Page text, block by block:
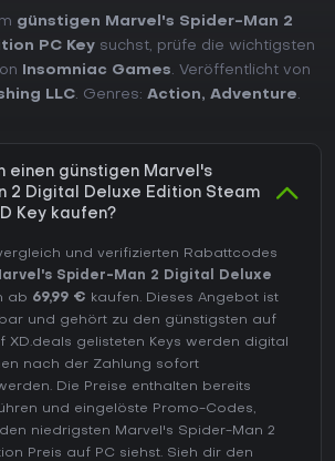
günstigen Marvel's Spider-Man 2
PC Key suchst, prüfe die wichtigsten
Insomniac Games. Veröffentlicht von
LLC. Genres: Action, Adventure.
einen günstigen Marvel's
2 Digital Deluxe Edition Steam
Key kaufen?
und verifizierten Rabattcodes
Spider-Man 2 Digital Deluxe
ab 69,99 € kaufen. Dieses Angebot ist
und gehört zu den günstigsten auf
XD.deals gelisteten Keys werden digital
nach der Zahlung sofort
Die Preise enthalten bereits
und eingelöste Promo-Codes,
niedrigsten Marvel's Spider-Man 2
Preis auf PC siehst. Sieh dir den